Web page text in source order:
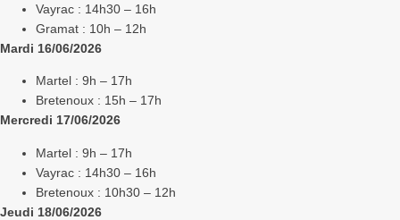
Vayrac : 14h30 – 16h
Gramat : 10h – 12h
Mardi 16/06/2026
Martel : 9h – 17h
Bretenoux : 15h – 17h
Mercredi 17/06/2026
Martel : 9h – 17h
Vayrac : 14h30 – 16h
Bretenoux : 10h30 – 12h
Jeudi 18/06/2026